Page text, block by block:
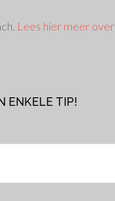
Lees hier meer over
ENKELE TIP!